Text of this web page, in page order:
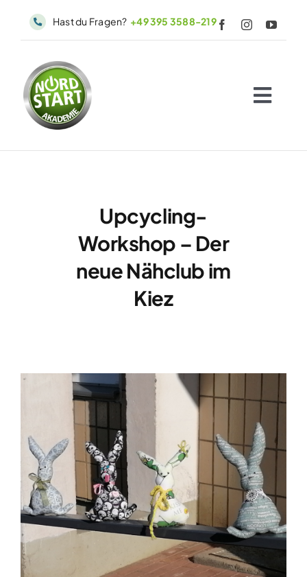
Hast du Fragen? +49 395 3588-219
Start
Erfolgsgeschichten
Kontakt
Upcycling-
Workshop – Der
neue Nähclub im
Kiez